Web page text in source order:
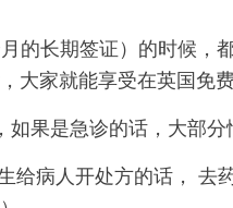
的长期签证）的时候，
大家就能享受在英国免费
如果是急诊的话，大部分
给病人开处方的话， 去